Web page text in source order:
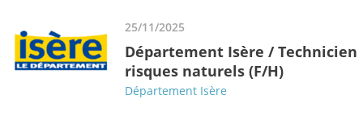
25/11/2025
Département Isère / Technicien
risques naturels (F/H)
Département Isère